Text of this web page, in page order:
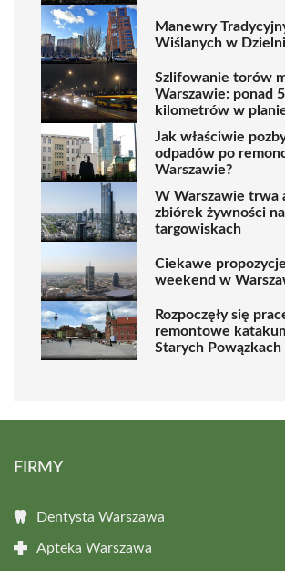
Manewry
Wiślanych w
Szlifowanie torów
Warszawie: ponad
kilometrów w
Jak właściwie
odpadów po
Warszawie?
W Warszawie trwa
zbiórek żywności na
targowiskach
Ciekawe
weekend w
Rozpoczęły się
remontowe
Starych Powązkach
FIRMY
Dentysta Warszawa
Apteka Warszawa